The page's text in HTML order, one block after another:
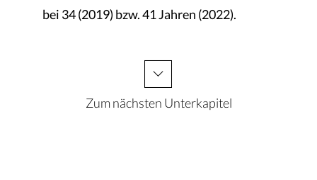
bei 34 (2019) bzw. 41 Jahren (2022).
Zum nächsten Unterkapitel